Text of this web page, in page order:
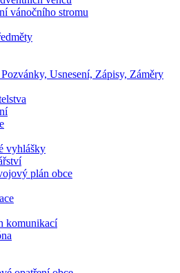
vánočního stromu
Usnesení, Zápisy, Záměry
vyhlášky
plán obce
komunikací